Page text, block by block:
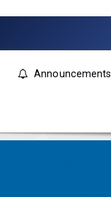
Announcements